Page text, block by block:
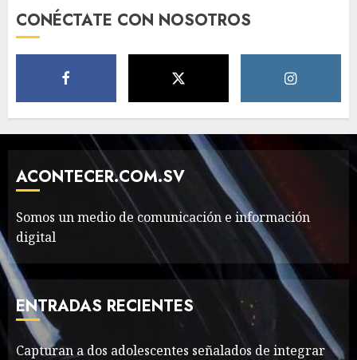
Classic Cars in a Retro
The full story of
Thailand’s extraordinary
cave rescue
MAYO 14, 2024 1002
7
Valentino Goes
Deliberately Feminine for
Fall 2018
MAYO 16, 2024 765
CONÉCTATE CON NOSOTROS
ACONTECER.COM.SV
Somos un medio de comunicación e información
digital
ENTRADAS RECIENTES
Capturan a dos adolescentes señalados de integrar